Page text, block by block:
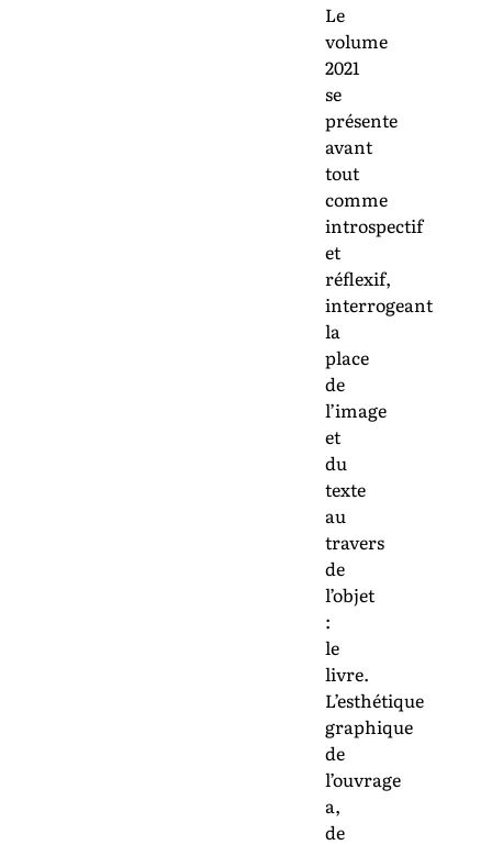
Le
volume
2021
se
présente
avant
tout
comme
introspectif
et
réflexif,
interrogeant
la
place
de
l’image
et
du
texte
au
travers
de
l’objet
:
le
livre.
L’esthétique
graphique
de
l’ouvrage
a,
de